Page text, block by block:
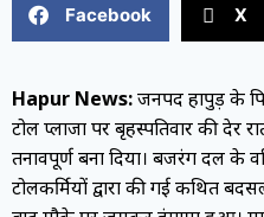
Facebook X
Hapur News:जनपद हापुड़ के
टोल प्लाजा पर बृहस्पतिवार की देर
तनावपूर्ण बना दिया। बजरंग दल के
टोलकर्मियों द्वारा की गई कथित